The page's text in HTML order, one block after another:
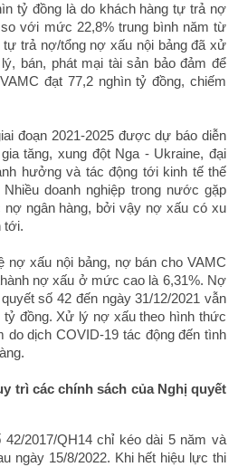
tỷ đồng là do khách hàng tự trả nợ
với mức 22,8% trung bình năm từ
tự trả nợ/tổng nợ xấu nội bảng đã xử
bán, phát mại tài sản bảo đảm để
đạt 77,2 nghìn tỷ đồng, chiếm
đoạn 2021-2025 được dự báo diễn
tăng, xung đột Nga - Ukraine, đại
hưởng và tác động tới kinh tế thế
doanh nghiệp trong nước gặp
nợ ngân hàng, bởi vậy nợ xấu có xu
tới.
nợ xấu nội bảng, nợ bán cho VAMC
nợ xấu ở mức cao là 6,31%. Nợ
số 42 đến ngày 31/12/2021 vẫn
đồng. Xử lý nợ xấu theo hình thức
do dịch COVID-19 tác động đến tình
trì các chính sách của Nghị quyết
42/2017/QH14 chỉ kéo dài 5 năm và
ngày 15/8/2022. Khi hết hiệu lực thi